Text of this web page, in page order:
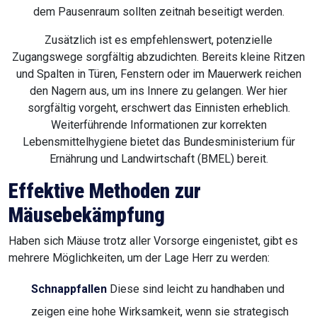
dem Pausenraum sollten zeitnah beseitigt werden.
Zusätzlich ist es empfehlenswert, potenzielle
Zugangswege sorgfältig abzudichten. Bereits kleine Ritzen
und Spalten in Türen, Fenstern oder im Mauerwerk reichen
den Nagern aus, um ins Innere zu gelangen. Wer hier
sorgfältig vorgeht, erschwert das Einnisten erheblich.
Weiterführende Informationen zur korrekten
Lebensmittelhygiene bietet das Bundesministerium für
Ernährung und Landwirtschaft (BMEL) bereit.
Effektive Methoden zur
Mäusebekämpfung
Haben sich Mäuse trotz aller Vorsorge eingenistet, gibt es
mehrere Möglichkeiten, um der Lage Herr zu werden:
Schnappfallen Diese sind leicht zu handhaben und
zeigen eine hohe Wirksamkeit, wenn sie strategisch